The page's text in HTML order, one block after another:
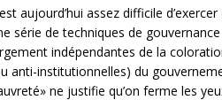
aujourd’hui assez difficile
série de techniques de
indépendantes de la
anti-institutionnelles) du
ne justifie qu’on ferme les